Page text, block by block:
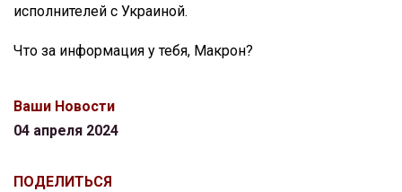
исполнителей с Украиной.
Что за информация у тебя, Макрон?
Ваши Новости
04 апреля 2024
ПОДЕЛИТЬСЯ